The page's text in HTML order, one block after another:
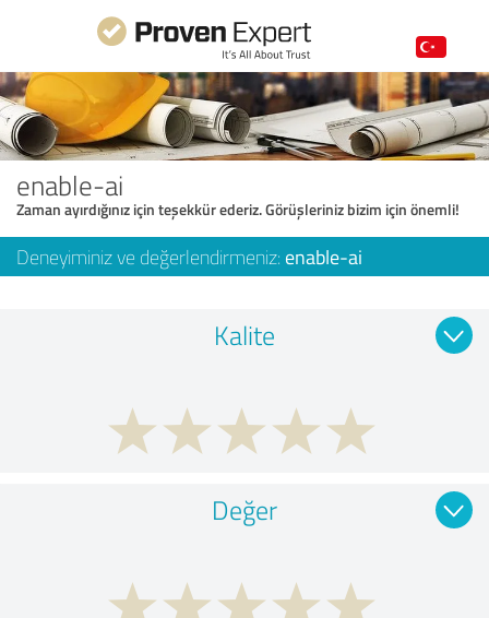
enable-ai
Zaman ayırdığınız için teşekkür ederiz. Görüşleriniz bizim için önemli!
Deneyiminiz ve değerlendirmeniz: enable-ai
Kalite
Değer